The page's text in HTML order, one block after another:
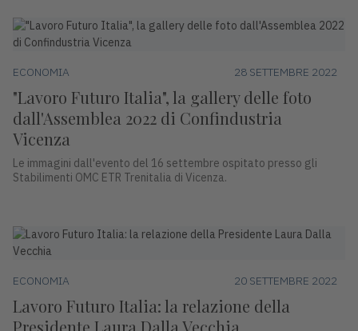
ECONOMIA 28 SETTEMBRE 2022
"Lavoro Futuro Italia", la gallery delle foto
dall'Assemblea 2022 di Confindustria
Vicenza
Le immagini dall'evento del 16 settembre ospitato presso gli
Stabilimenti OMC ETR Trenitalia di Vicenza.
ECONOMIA 20 SETTEMBRE 2022
Lavoro Futuro Italia: la relazione della
Presidente Laura Dalla Vecchia